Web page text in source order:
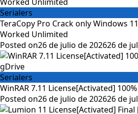
Serialers
TeraCopy Pro Crack only Windows
Worked Unlimited
Posted on26 de julio de 202626 de
Serialers
WinRAR 7.11 License[Activated]
Posted on26 de julio de 202626 de